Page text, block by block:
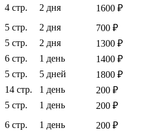
4 стр. 2 дня
1600 ₽
5 стр. 2 дня
700 ₽
5 стр. 2 дня
1300 ₽
6 стр. 1 день
1400 ₽
5 стр. 5 дней
1800 ₽
14 стр. 1 день
200 ₽
5 стр. 1 день
200 ₽
6 стр. 1 день
200 ₽